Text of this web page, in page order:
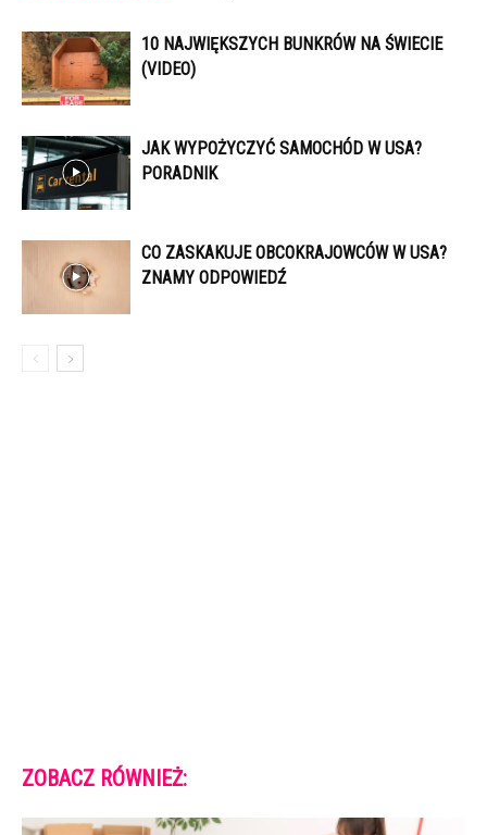
10 NAJWIĘKSZYCH BUNKRÓW NA ŚWIECIE
(VIDEO)
JAK WYPOŻYCZYĆ SAMOCHÓD W USA?
PORADNIK
CO ZASKAKUJE OBCOKRAJOWCÓW W USA?
ZNAMY ODPOWIEDŹ
ZOBACZ RÓWNIEŻ: